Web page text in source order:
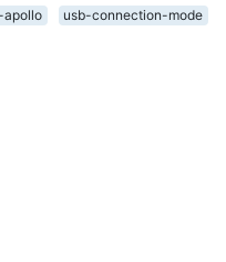
apollo usb-connection-mode